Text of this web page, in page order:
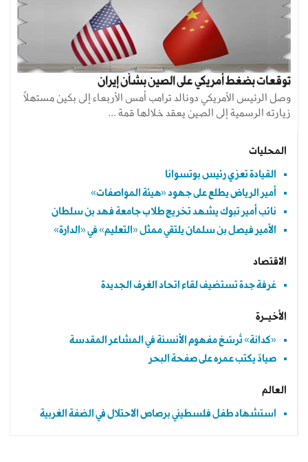
توقعات بضغط أمريكي على الصين بشأن إيران
وصل الرئيس الأمريكي دونالد ترامب أمس الأربعاء إلى بكين مستهلاً
زيارته الرسمية إلى الصين يعقد خلالها قمة ...
المحليات
القيادة تعزي رئيس بوتسوانا
أمير الرياض يطلع على جهود «هيئة المواصفات»
نائب أمير تبوك يشهد تخريج طلاب جامعة فهد بن سلطان
الأمير فيصل بن سلمان يلتقي ممثل «التعليم» في «الدارة»
الاقتصاد
غرفة جدة تستضيف لقاء اتحاد الغرف الجديدة
الأخيــرة
«كدانة» تُرسّخ مفهوم الأنسنة في المشاعر المقدسة
صيادٌ يكتب عمره على صفحة البحر
العالم
استشهاد طفل فلسطيني برصاص الاحتلال في الضفة الغربية